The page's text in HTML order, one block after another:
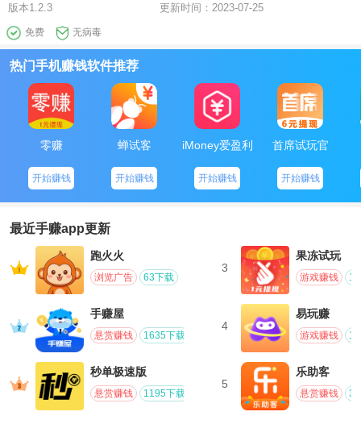
官方更新地址：http://xz.t353.cn
版本1.2.3 更新时间： 2023-07-25
免费 无病毒
热门手机赚钱软件推荐
零赚
开始赚钱
蝉试客
开始赚钱
iMoney爱盈利
开始赚钱
首席试玩官
开始赚钱
最近手赚app更新
跑火火
浏览广告 63下载
手赚屋
悬赏赚钱 1635下载
秒单极速版
悬赏赚钱 1195下载
3
果冻试玩
游戏赚钱
4
易玩赚
游戏赚钱
5
乐助客
悬赏赚钱